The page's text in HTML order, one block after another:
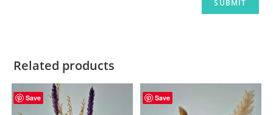
Related products
Save Save